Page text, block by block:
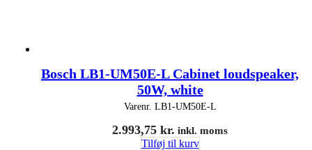
Bosch LB1-UM50E-L Cabinet loudspeaker,
50W, white
Varenr. LB1-UM50E-L
2.993,75 kr. inkl. moms
Tilføj til kurv